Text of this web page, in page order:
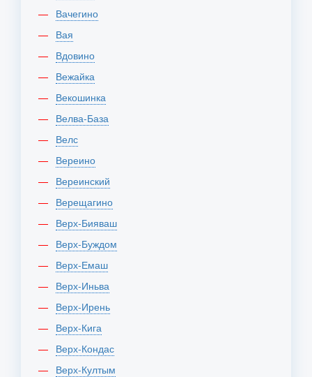
Вачегино
Вая
Вдовино
Вежайка
Векошинка
Велва-База
Велс
Вереино
Вереинский
Верещагино
Верх-Бияваш
Верх-Буждом
Верх-Емаш
Верх-Иньва
Верх-Ирень
Верх-Кига
Верх-Кондас
Верх-Култым